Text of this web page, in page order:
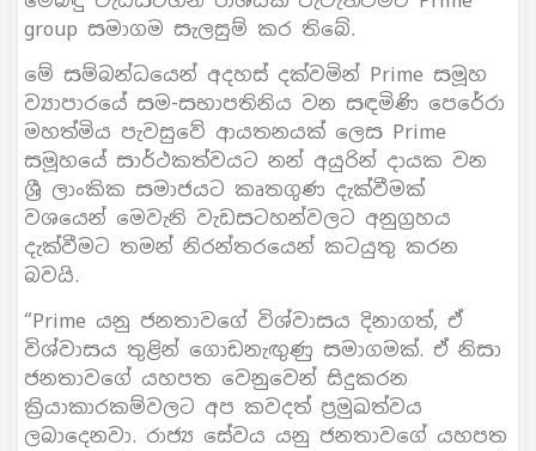
group සමාගම සැලසුම් කර තිබේ.
මේ සම්බන්ධයෙන් අදහස් දක්වමින් Prime සමූහ
ව්‍යාපාරයේ සම-සභාපතිනිය වන සඳමිණි පෙරේරා
මහත්මිය පැවසුවේ ආයතනයක් ලෙස Prime
සමූහයේ සාර්ථකත්වයට නන් අයුරින් දායක වන
ශ්‍රී ලාංකික සමාජයට කෘතගුණ දැක්වීමක්
වශයෙන් මෙවැනි වැඩසටහන්වලට අනුග්‍රහය
දැක්වීමට තමන් නිරන්තරයෙන් කටයුතු කරන
බවයි.
“Prime යනු ජනතාවගේ විශ්වාසය දිනාගත්, ඒ
විශ්වාසය තුළින් ගොඩනැඟුණු සමාගමක්. ඒ නිසා
ජනතාවගේ යහපත වෙනුවෙන් සිදුකරන
ක්‍රියාකාරකම්වලට අප කවදත් ප්‍රමුඛත්වය
ලබාදෙනවා. රාජ්‍ය සේවය යනු ජනතාවගේ යහපත